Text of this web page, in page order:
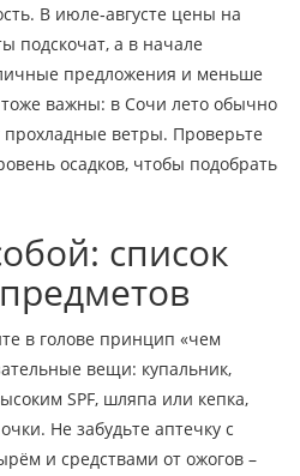
В июле‑августе цены на
подскочат, а в начале
предложения и меньше
важны: в Сочи лето обычно
ветры. Проверьте
осадков, чтобы подобрать
список
в голове принцип «чем
вещи: купальник,
SPF, шляпа или кепка,
Не забудьте аптечку с
и средствами от ожогов –